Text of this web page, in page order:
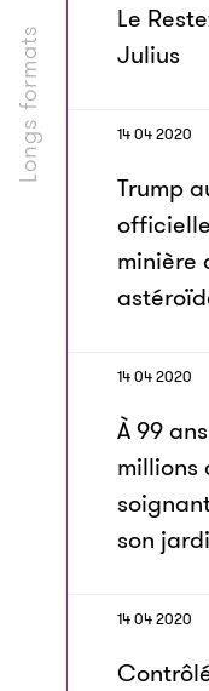
Longs formats
Le
Julius
14 04 2020
Trump
minière
14 04 2020
À 99
millions
son
14 04 2020